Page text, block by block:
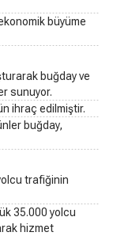
büyüme
buğday ve
sunuyor.
ihraç edilmiştir.
buğday,
trafiğinin
35.000 yolcu
hizmet